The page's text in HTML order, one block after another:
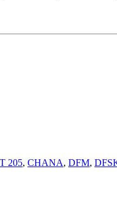
205, CHANA, DFM,